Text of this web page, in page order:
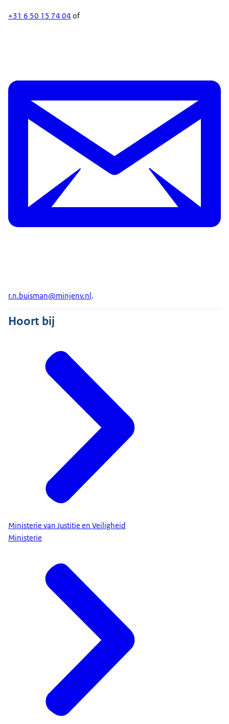
+31 6 50 15 74 04 of
r.n.buisman@minjenv.nl .
Hoort bij
Ministerie van Justitie en Veiligheid
Ministerie